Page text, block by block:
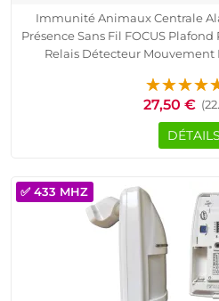
Immunité Animaux Centrale
Présence Sans Fil FOCUS
Relais Détecteur Mouvement
Mouvements 360°
27,50 €
DÉTAILS
✅ 433 MHZ